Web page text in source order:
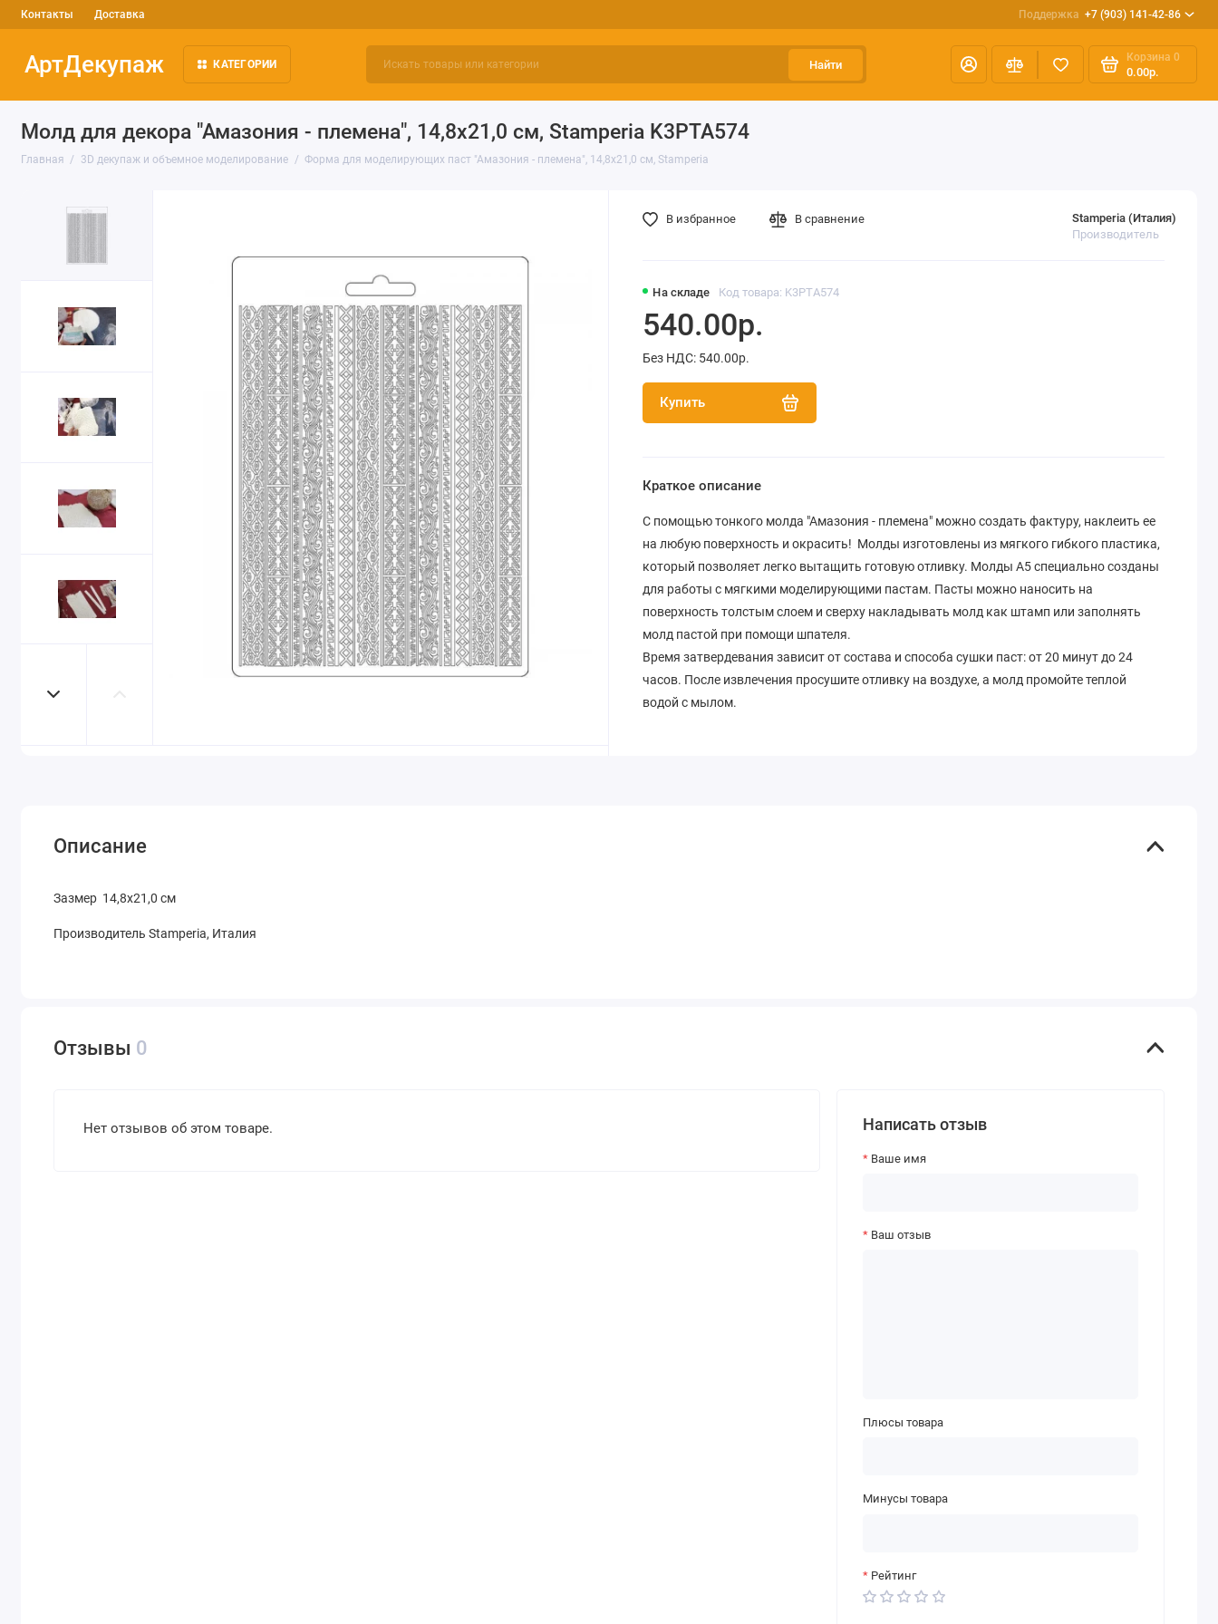
Контакты Доставка Поддержка +7 (903) 141-42-86
АртДекупаж КАТЕГОРИИ Найти
Корзина 0
0.00р.
Молд для декора "Амазония - племена", 14,8х21,0 см, Stamperia K3PTA574
Главная 3D декупаж и объемное моделирование Форма для моделирующих паст "Амазония - племена", 14,8х21,0 см, Stamperia
На складе Код товара: K3PTA574
Stamperia (Италия)
Производитель
540.00р.
Без НДС: 540.00р.
Купить
В избранное В сравнение
Краткое описание
С помощью тонкого молда "Амазония - племена" можно создать фактуру, наклеить ее
на любую поверхность и окрасить! Молды изготовлены из мягкого гибкого пластика,
который позволяет легко вытащить готовую отливку. Молды A5 специально созданы
для работы с мягкими моделирующими пастам. Пасты можно наносить на
поверхность толстым слоем и сверху накладывать молд как штамп или заполнять
молд пастой при помощи шпателя.
Время затвердевания зависит от состава и способа сушки паст: от 20 минут до 24
часов. После извлечения просушите отливку на воздухе, а молд промойте теплой
водой с мылом.
Описание
Зазмер 14,8х21,0 см
Производитель Stamperia, Италия
Отзывы 0
Нет отзывов об этом товаре. Написать отзыв
Ваше имя
Ваш отзыв
Плюсы товара
Минусы товара
Рейтинг